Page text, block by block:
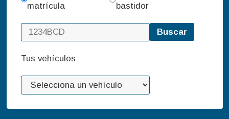
matrícula
bastidor
Buscar
Tus vehículos